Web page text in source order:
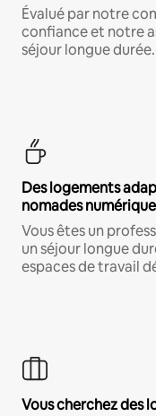
Évalué par notre
confiance et notre
séjour longue durée.
Des logements
nomades
Vous êtes un
un séjour longue
espaces de travail
Vous cherchez des